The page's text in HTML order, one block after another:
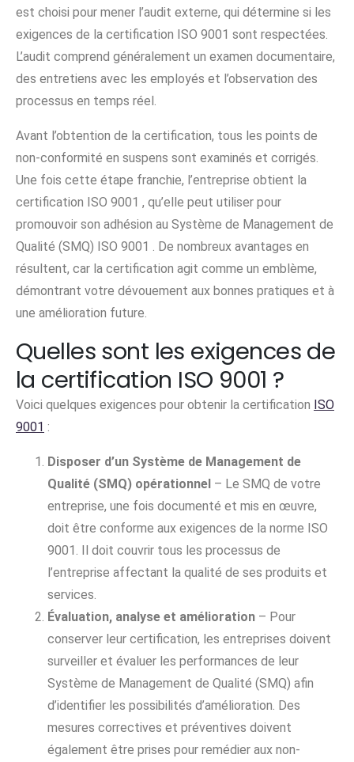
est choisi pour mener l’audit externe, qui détermine si les
exigences de la certification ISO 9001 sont respectées.
L’audit comprend généralement un examen documentaire,
des entretiens avec les employés et l’observation des
processus en temps réel.
Avant l’obtention de la certification, tous les points de
non-conformité en suspens sont examinés et corrigés.
Une fois cette étape franchie, l’entreprise obtient la
certification ISO 9001 , qu’elle peut utiliser pour
promouvoir son adhésion au Système de Management de
Qualité (SMQ) ISO 9001 . De nombreux avantages en
résultent, car la certification agit comme un emblème,
démontrant votre dévouement aux bonnes pratiques et à
une amélioration future.
Quelles sont les exigences de
la certification ISO 9001 ?
Voici quelques exigences pour obtenir la certification ISO
9001 :
Disposer d’un Système de Management de
Qualité (SMQ) opérationnel – Le SMQ de votre
entreprise, une fois documenté et mis en œuvre,
doit être conforme aux exigences de la norme ISO
9001. Il doit couvrir tous les processus de
l’entreprise affectant la qualité de ses produits et
services.
Évaluation, analyse et amélioration – Pour
conserver leur certification, les entreprises doivent
surveiller et évaluer les performances de leur
Système de Management de Qualité (SMQ) afin
d’identifier les possibilités d’amélioration. Des
mesures correctives et préventives doivent
également être prises pour remédier aux non-